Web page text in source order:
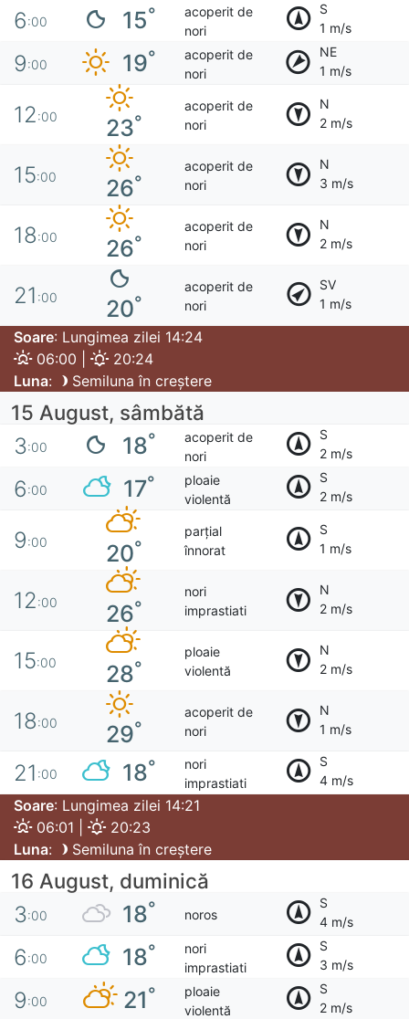
6:00 15°
acoperit de
nori
S
1 m/s
9:00 19°
acoperit de
nori
NE
1 m/s
12:00 23°
acoperit de
nori
N
2 m/s
15:00 26°
acoperit de
nori
N
3 m/s
18:00 26°
acoperit de
nori
N
2 m/s
21 :00 20°
acoperit de
nori
SV
1 m/s
Soare: Lungimea zilei 14:24
06:00 |
20:24
Luna: Semiluna în creștere
15 August, sâmbătă
3:00 18°
acoperit de
nori
S
2 m/s
6:00 17°
ploaie
violentă
S
2 m/s
9:00 20°
parțial
înnorat
S
1 m/s
12:00 26°
nori
imprastiati
N
2 m/s
15:00 28°
ploaie
violentă
N
2 m/s
18:00 29°
acoperit de
nori
N
1 m/s
21 :00 18°
nori
imprastiati
S
4 m/s
Soare: Lungimea zilei 14:21
06:01 |
20:23
Luna: Semiluna în creștere
16 August, duminică
3:00 18° noros
S
4 m/s
6:00 18°
nori
imprastiati
S
3 m/s
9:00 21°
ploaie
violentă
S
2 m/s